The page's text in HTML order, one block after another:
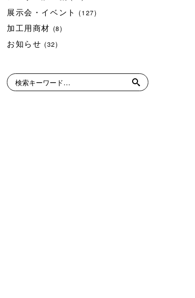
展示会・イベント (127)
加工用商材 (8)
お知らせ (32)